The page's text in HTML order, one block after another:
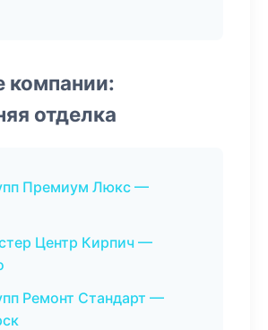
компании:
отделка
Премиум Люкс —
Центр Кирпич —
Ремонт Стандарт —